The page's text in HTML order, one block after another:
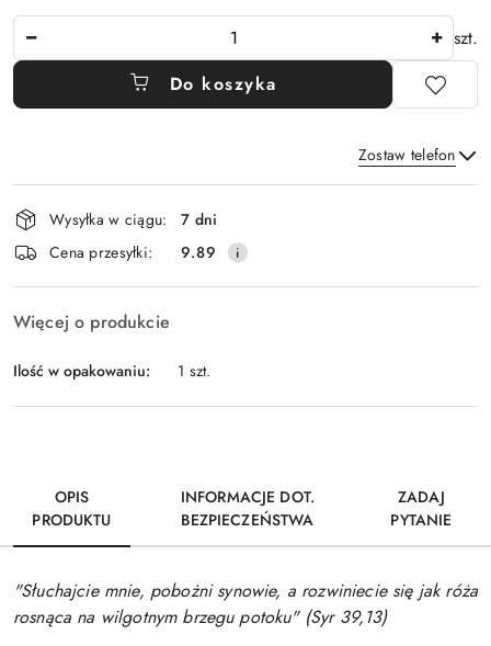
szt.
Do koszyka
Zostaw telefon
Wyślij
Dostępność
i
dostawa
Wysyłka w ciągu:
7 dni
Cena przesyłki:
9.89
Więcej o produkcie
Ilość w opakowaniu: 1 szt.
OPIS
PRODUKTU
INFORMACJE DOT.
BEZPIECZEŃSTWA
ZADAJ
PYTANIE
"Słuchajcie mnie, pobożni synowie, a rozwiniecie się jak róża
rosnąca na wilgotnym brzegu potoku" (Syr 39,13)